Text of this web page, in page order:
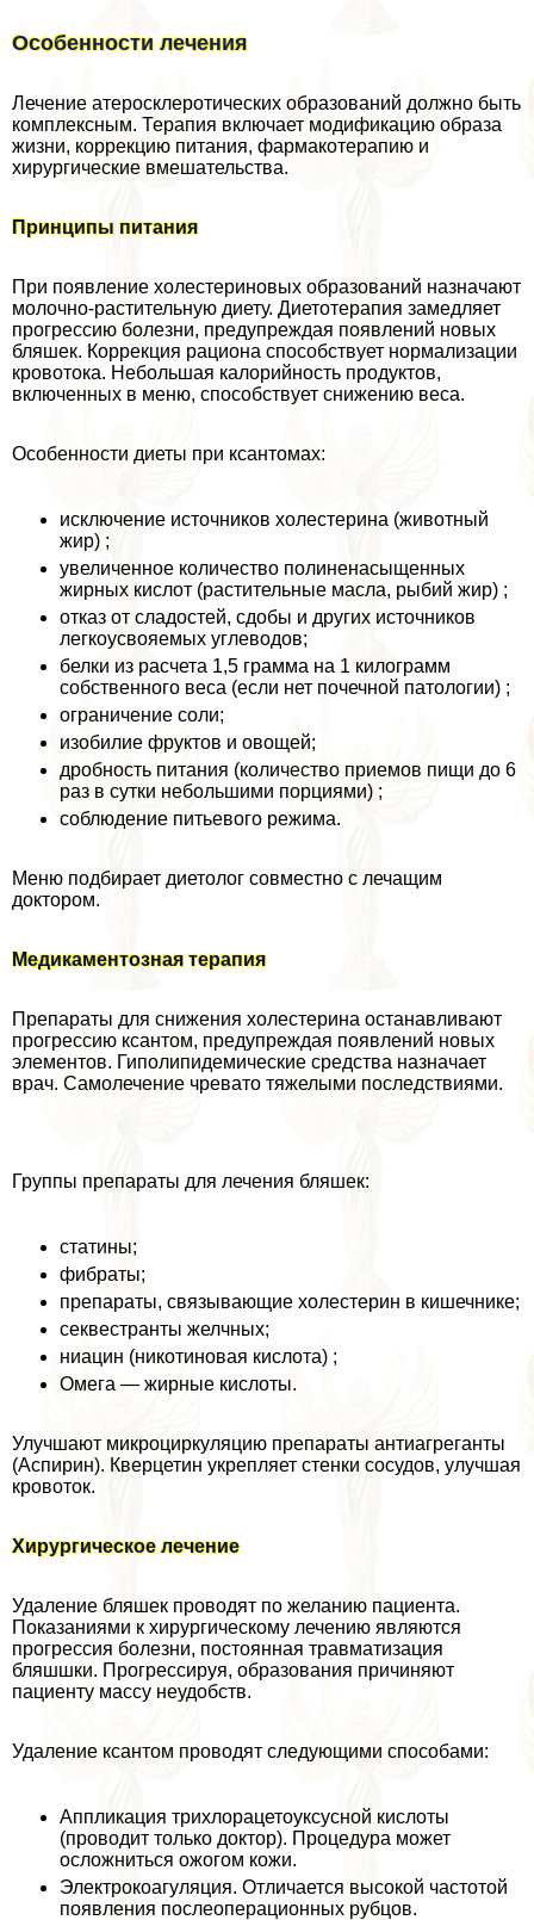
Особенности лечения
Лечение атеросклеротических образований должно быть
комплексным. Терапия включает модификацию образа
жизни, коррекцию питания, фармакотерапию и
хирургические вмешательства.
Принципы питания
При появление холестериновых образований назначают
молочно-растительную диету. Диетотерапия замедляет
прогрессию болезни, предупреждая появлений новых
бляшек. Коррекция рациона способствует нормализации
кровотока. Небольшая калорийность продуктов,
включенных в меню, способствует снижению веса.
Особенности диеты при ксантомах:
исключение источников холестерина (животный
жир) ;
увеличенное количество полиненасыщенных
жирных кислот (растительные масла, рыбий жир) ;
отказ от сладостей, сдобы и других источников
легкоусвояемых углеводов;
белки из расчета 1,5 грамма на 1 килограмм
собственного веса (если нет почечной патологии) ;
ограничение соли;
изобилие фруктов и овощей;
дробность питания (количество приемов пищи до 6
раз в сутки небольшими порциями) ;
соблюдение питьевого режима.
Меню подбирает диетолог совместно с лечащим
доктором.
Медикаментозная терапия
Препараты для снижения холестерина останавливают
прогрессию ксантом, предупреждая появлений новых
элементов. Гиполипидемические средства назначает
врач. Самолечение чревато тяжелыми последствиями.
Группы препараты для лечения бляшек:
статины;
фибраты;
препараты, связывающие холестерин в кишечнике;
секвестранты желчных;
ниацин (никотиновая кислота) ;
Омега — жирные кислоты.
Улучшают микроциркуляцию препараты антиагреганты
(Аспирин). Кверцетин укрепляет стенки сосудов, улучшая
кровоток.
Хирургическое лечение
Удаление бляшек проводят по желанию пациента.
Показаниями к хирургическому лечению являются
прогрессия болезни, постоянная травматизация
бляшшки. Прогрессируя, образования причиняют
пациенту массу неудобств.
Удаление ксантом проводят следующими способами:
Аппликация трихлорацетоуксусной кислоты
(проводит только доктор). Процедypa может
осложниться ожогом кожи.
Электрокоагуляция. Отличается высокой частотой
появления послеоперационных рубцов.